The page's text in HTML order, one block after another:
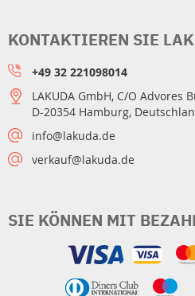
SIE KÖNNEN MIT
KONTAKTIEREN SIE
+49 32 221098014
LAKUDA GmbH, C/O Advores
D-20354 Hamburg,
info@lakuda.de
verkauf@lakuda.de